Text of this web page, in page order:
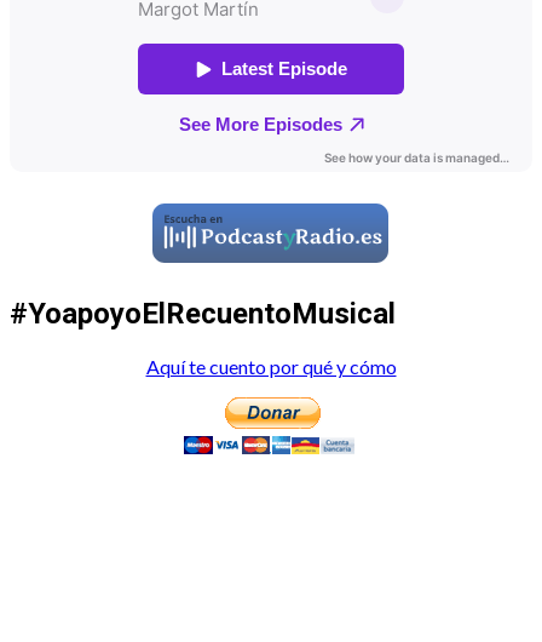
#YoapoyoElRecuentoMusical
Aquí te cuento por qué y cómo